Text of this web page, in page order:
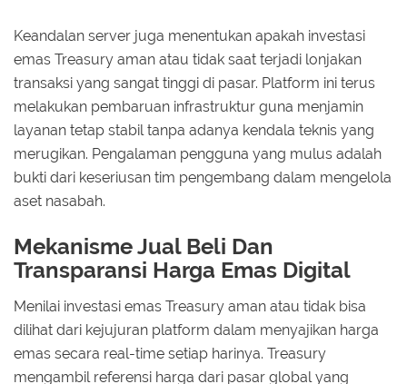
Keandalan server juga menentukan apakah investasi
emas Treasury aman atau tidak saat terjadi lonjakan
transaksi yang sangat tinggi di pasar. Platform ini terus
melakukan pembaruan infrastruktur guna menjamin
layanan tetap stabil tanpa adanya kendala teknis yang
merugikan. Pengalaman pengguna yang mulus adalah
bukti dari keseriusan tim pengembang dalam mengelola
aset nasabah.
Mekanisme Jual Beli Dan
Transparansi Harga Emas Digital
Menilai investasi emas Treasury aman atau tidak bisa
dilihat dari kejujuran platform dalam menyajikan harga
emas secara real-time setiap harinya. Treasury
mengambil referensi harga dari pasar global yang